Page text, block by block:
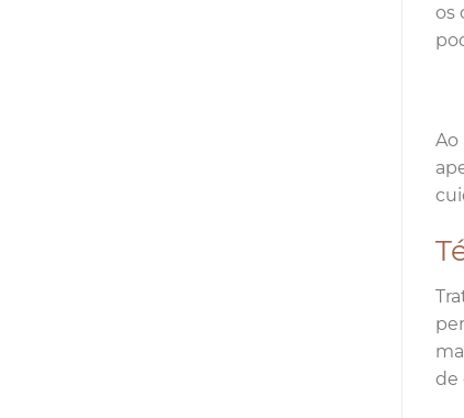
os
Ao
de